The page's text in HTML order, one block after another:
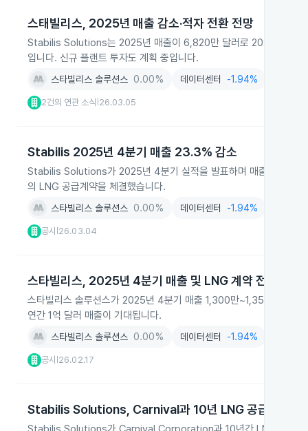
스태빌리스, 2025년 매출 감소·적자 전환 전망
Stabilis Solutions는 2025년 매출이 6,820만 달러로 2024년보다
입니다. 신규 플랜트 투자도 계획 중입니다.
스타빌리스 솔루션스 0.00% 데이터센터 -1.94%
2건의 연관 소식 26.03.05
Stabilis 2025년 4분기 매출 23.3% 감소
Stabilis Solutions가 2025년 4분기 실적을 발표하며 매출이 2024
의 LNG 공급계약을 체결했습니다.
스타빌리스 솔루션스 0.00% 데이터센터 -1.94%
공시 26.03.04
스타빌리스, 2025년 4분기 매출 및 LNG 계약 전망
스타빌리스 솔루션스가 2025년 4분기 매출 1,300만~1,350만 달러
연간 1억 달러 매출이 기대됩니다.
스타빌리스 솔루션스 0.00% 데이터센터 -1.94%
공시 26.02.17
Stabilis Solutions, Carnival과 10년 LNG 공급 계약